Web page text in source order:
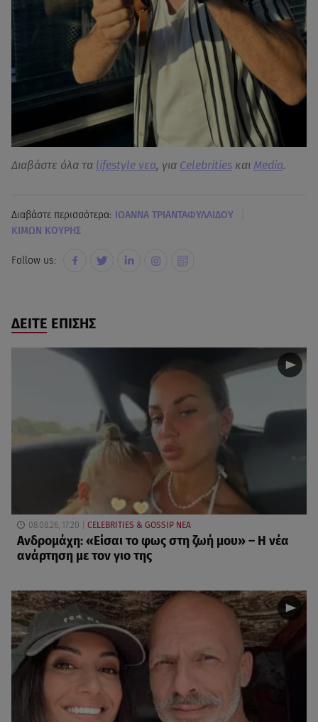
Διαβάστε όλα τα lifestyle νεα, για Celebrities και Media.
Διαβάστε περισσότερα: ΙΩΑΝΝΑ ΤΡΙΑΝΤΑΦΥΛΛΙΔΟΥ
ΚΙΜΩΝ ΚΟΥΡΗΣ
Follow us:
ΔΕΙΤΕ ΕΠΙΣΗΣ
08.08.26, 17:20 CELEBRITIES & GOSSIP ΝΕΑ
Ανδρομάχη: «Είσαι το φως στη ζωή μου» – Η νέα
ανάρτηση με τον γιο της